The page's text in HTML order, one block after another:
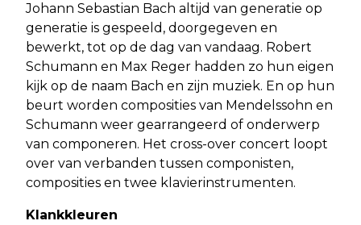
Johann Sebastian Bach altijd van generatie op
generatie is gespeeld, doorgegeven en
bewerkt, tot op de dag van vandaag. Robert
Schumann en Max Reger hadden zo hun eigen
kijk op de naam Bach en zijn muziek. En op hun
beurt worden composities van Mendelssohn en
Schumann weer gearrangeerd of onderwerp
van componeren. Het cross-over concert loopt
over van verbanden tussen componisten,
composities en twee klavierinstrumenten.
Klankkleuren